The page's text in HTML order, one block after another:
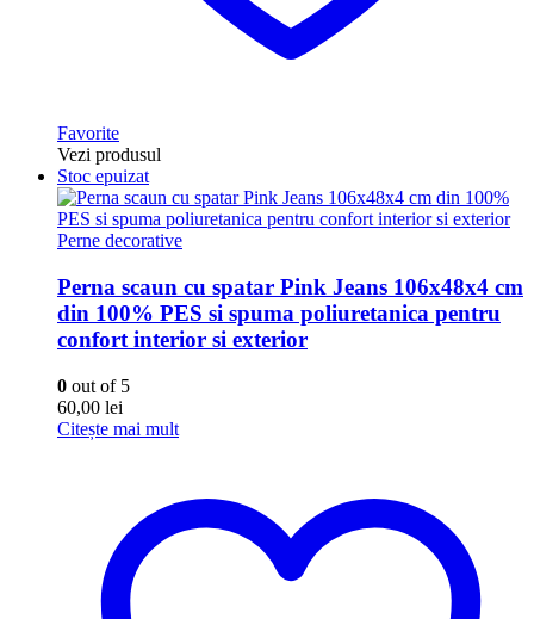
Favorite
Vezi produsul
Stoc epuizat
Perne decorative
Perna scaun cu spatar Pink Jeans 106x48x4 cm
din 100% PES si spuma poliuretanica pentru
confort interior si exterior
0 out of 5
60,00 lei
Citește mai mult